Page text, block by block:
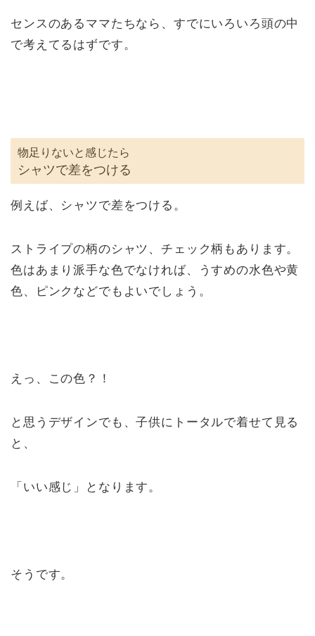
センスのあるママたちなら、すでにいろいろ頭の中
で考えてるはずです。
物足りないと感じたら
シャツで差をつける
例えば、シャツで差をつける。
ストライプの柄のシャツ、チェック柄もあります。
色はあまり派手な色でなければ、うすめの水色や黄
色、ピンクなどでもよいでしょう。
えっ、この色？！
と思うデザインでも、子供にトータルで着せて見る
と、
「いい感じ」となります。
そうです。